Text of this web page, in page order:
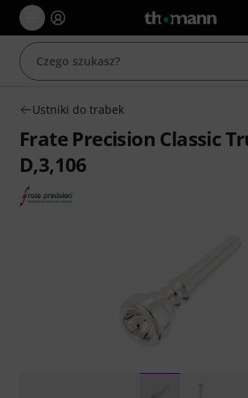
Ustniki do trabek
Frate Precision Classic
D,3,106